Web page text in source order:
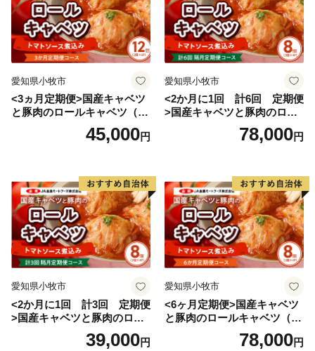
愛知県小牧市
<3ヵ月定期便>国産キャベツ
と豚肉のロールキャベツ（6P
45,000円
愛知県小牧市
<2か月に1回 計6回 定期便
>国産キャベツと豚肉のロー
ルキャベツ（4P入り）
78,000円
愛知県小牧市
<2か月に1回 計3回 定期便
>国産キャベツと豚肉のロー
ルキャベツ（4P入り）
39,000円
愛知県小牧市
<6ヶ月定期便>国産キャベツ
と豚肉のロールキャベツ（4P
78,000円